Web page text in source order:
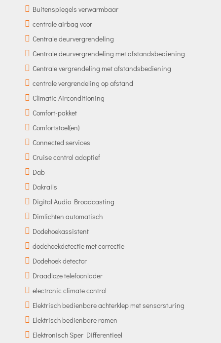
Buitenspiegels verwarmbaar
centrale airbag voor
Centrale deurvergrendeling
Centrale deurvergrendeling met afstandsbediening
Centrale vergrendeling met afstandsbediening
centrale vergrendeling op afstand
Climatic Airconditioning
Comfort-pakket
Comfortstoel(en)
Connected services
Cruise control adaptief
Dab
Dakrails
Digital Audio Broadcasting
Dimlichten automatisch
Dodehoekassistent
dodehoekdetectie met correctie
Dodehoek detector
Draadloze telefoonlader
electronic climate control
Elektrisch bedienbare achterklep met sensorsturing
Elektrisch bedienbare ramen
Elektronisch Sper Differentieel